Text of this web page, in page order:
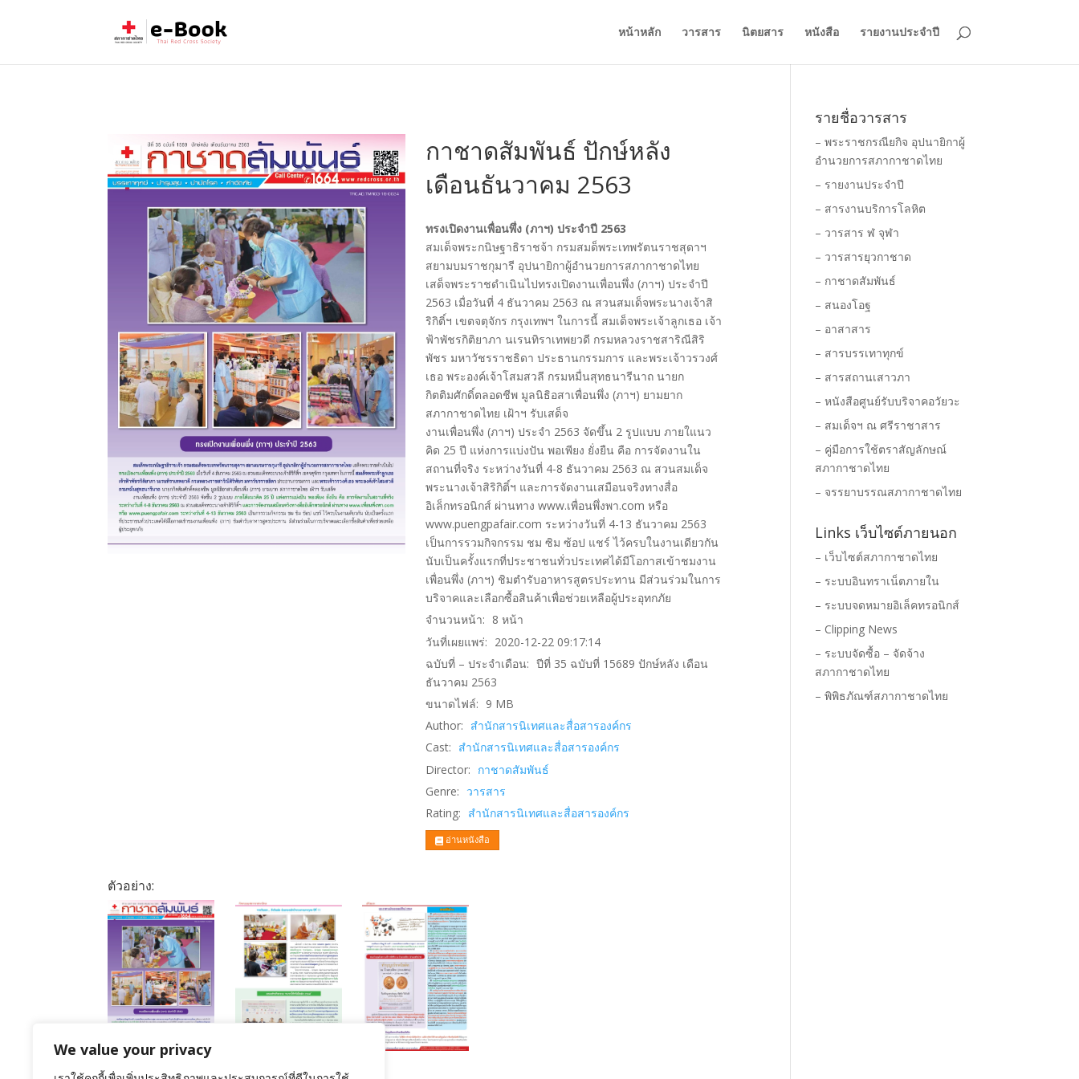
We value your privacy
หน้าหลัก วารสาร นิตยสาร หนังสือ รายงานประจำปี
กาชาดสัมพันธ์ ปักษ์หลัง
เดือนธันวาคม 2563
ทรงเปิดงานเพื่อนพึ่ง (ภาฯ) ประจำปี 2563
สมเด็จพระกนิษฐาธิราชจ้า กรมสมด็พระเทพรัตนราชสุดาฯ
สยามบมราชกุมารี อุปนายิกาผู้อำนวยการสภากาชาดไทย
เสด็จพระราชดำเนินไปทรงเปิดงานเพื่อนพึ่ง (ภาฯ) ประจำปี
2563 เมื่อวันที่ 4 ธันวาคม 2563 ณ สวนสมเด็จพระนางเจ้าสิ
ริกิติ์ฯ เขตจตุจักร กรุงเทพฯ ในการนี้ สมเด็จพระเจ้าลูกเธอ เจ้า
ฟ้าพัชรกิติยาภา นเรนทิราเทพยวดี กรมหลวงราชสาริณีสิริ
พัชร มหาวัชรราชธิดา ประธานกรรมการ และพระเจ้าวรวงศ์
เธอ พระองค์เจ้าโสมสวลี กรมหมื่นสุทธนารีนาถ นายก
กิตติมศักดิ์ตลอดชีพ มูลนิธิอสาเพื่อนพึ่ง (ภาฯ) ยามยาก
สภากาชาดไทย เฝ้าฯ รับเสด็จ
งานเพื่อนพึ่ง (ภาฯ) ประจำ 2563 จัดขึ้น 2 รูปแบบ ภายใแนว
คิด 25 ปี แห่งการแบ่งปัน พอเพียง ยั่งยืน คือ การจัดงานใน
สถานที่จริง ระหว่างวันที่ 4-8 ธันวาคม 2563 ณ สวนสมเด็จ
พระนางเจ้าสิริกิติ์ฯ และการจัดงานเสมือนจริงทางสื่อ
อิเล็กทรอนิกส์ ผ่านทาง www.เพื่อนพึ่งพา.com หรือ
www.puengpafair.com ระหว่างวันที่ 4-13 ธันวาคม 2563
เป็นการรวมกิจกรรม ชม ซิม ซ้อป แชร์ ไว้ครบในงานเดียวกัน
นับเป็นครั้งแรกที่ประชาชนทั่วประเทศได้มีโอกาสเข้าชมงาน
เพื่อนพึ่ง (ภาฯ) ชิมตำรับอาหารสูตรประทาน มีส่วนร่วมในการ
บริจาคและเลือกซื้อสินค้าเพื่อช่วยเหลือผู้ประอุทกภัย
จำนวนหน้า: 8หน้า
วันที่เผยแพร่: 2020-12-22 09:17:14
ฉบับที่ – ประจำเดือน: ปีที่ 35 ฉบับที่ 15689 ปักษ์หลัง เดือน
ธันวาคม 2563
ขนาดไฟล์: 9 MB
Author: สำนักสารนิเทศและสื่อสารองค์กร
Cast: สำนักสารนิเทศและสื่อสารองค์กร
Director: กาชาดสัมพันธ์
Genre: วารสาร
Rating: สำนักสารนิเทศและสื่อสารองค์กร
อ่านหนังสือ
ตัวอย่าง:
รายชื่อวารสาร
– พระราชกรณียกิจ อุปนายิกาผู้
อำนวยการสภากาชาดไทย
– รายงานประจำปี
– สารงานบริการโลหิต
– วารสาร ฬ จุฬา
– วารสารยุวกาชาด
– กาชาดสัมพันธ์
– สนองโอฐ
– อาสาสาร
– สารบรรเทาทุกข์
– สารสถานเสาวภา
– หนังสือศูนย์รับบริจาคอวัยวะ
– สมเด็จฯ ณ ศรีราชาสาร
– คู่มือการใช้ตราสัญลักษณ์
สภากาชาดไทย
– จรรยาบรรณสภากาชาดไทย
Links เว็บไซต์ภายนอก
– เว็บไซต์สภากาชาดไทย
– ระบบอินทราเน็ตภายใน
– ระบบจดหมายอิเล็คทรอนิกส์
– Clipping News
– ระบบจัดซื้อ – จัดจ้าง
สภากาชาดไทย
– พิพิธภัณฑ์สภากาชาดไทย